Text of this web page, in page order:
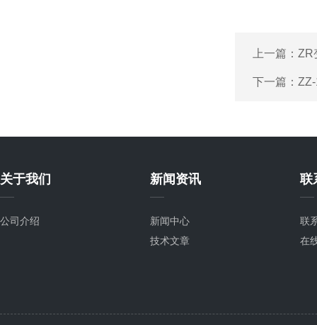
上一篇： ZR
下一篇：
关于我们
公司介绍
新闻资讯
新闻中心
技术文章
联
联
在